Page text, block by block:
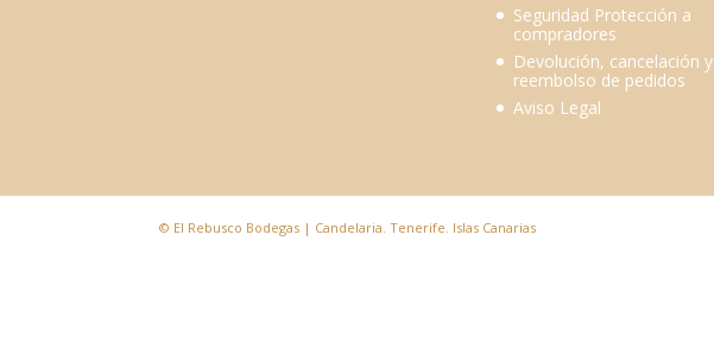
Seguridad Protección a
compradores
Devolución, cancelación y
reembolso de pedidos
Aviso Legal
© El Rebusco Bodegas | Candelaria. Tenerife. Islas Canarias